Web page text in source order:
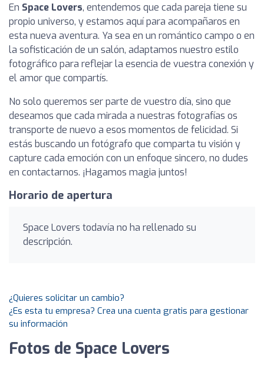
En Space Lovers, entendemos que cada pareja tiene su
propio universo, y estamos aquí para acompañaros en
esta nueva aventura. Ya sea en un romántico campo o en
la sofisticación de un salón, adaptamos nuestro estilo
fotográfico para reflejar la esencia de vuestra conexión y
el amor que compartís.
No solo queremos ser parte de vuestro día, sino que
deseamos que cada mirada a nuestras fotografías os
transporte de nuevo a esos momentos de felicidad. Si
estás buscando un fotógrafo que comparta tu visión y
capture cada emoción con un enfoque sincero, no dudes
en contactarnos. ¡Hagamos magia juntos!
Horario de apertura
Space Lovers todavía no ha rellenado su
descripción.
¿Quieres solicitar un cambio?
¿Es esta tu empresa? Crea una cuenta gratis para gestionar
su información
Fotos de Space Lovers